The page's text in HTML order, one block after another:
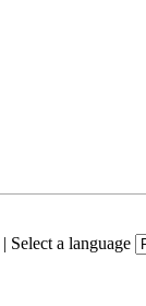
| Select a language